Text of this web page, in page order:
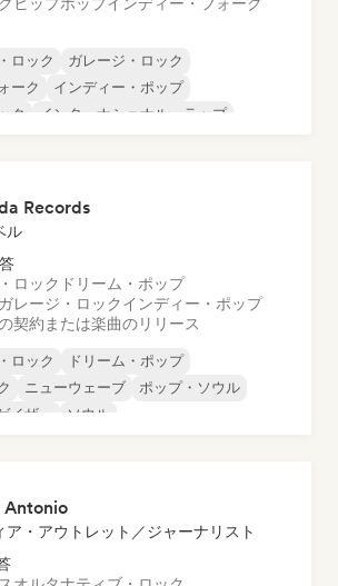
ロック
ガレージ・ロック
ーク
インディー・ポップ
ク
インターナショナル・ラップ
Records
ル
ロック ドリーム・ポップ
ガレージ・ロックインディー・ポップ
契約または楽曲のリリース
ロック
ドリーム・ポップ
ニューウェーブ
ポップ・ソウル
イザー ソウル
Antonio
ア・アウトレット／ジャーナリスト